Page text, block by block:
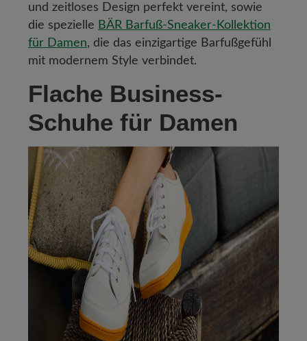
und zeitloses Design perfekt vereint, sowie
die spezielle BÄR Barfuß-Sneaker-Kollektion
für Damen, die das einzigartige Barfußgefühl
mit modernem Style verbindet.
Flache Business-
Schuhe für Damen